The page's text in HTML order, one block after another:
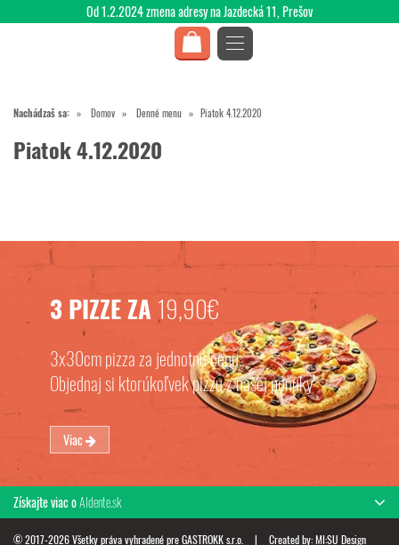
Nachádzaš sa: Domov Denné menu Piatok 4.12.2020
Piatok 4.12.2020
3 PIZZE ZA 19,90€
3x30cm pizza za jednotnú cenu.
Objednaj si ktorúkoľvek pizzu z našej ponuky
Viac
Získajte viac oAldente.sk
© 2017-2026 Všetky práva vyhradené pre GASTROKK s.r.o. | Created by:MI:SU Design
Od 1.2.2024 zmena adresy na Jazdecká 11, Prešov